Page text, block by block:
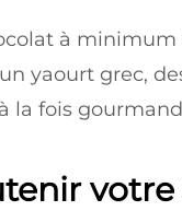
à minimum
yaourt grec,
la fois